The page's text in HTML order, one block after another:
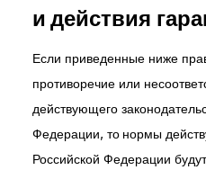
и действия
Если приведенные ниже
противоречие или
действующего
Федерации, то нормы
Российской Федерации